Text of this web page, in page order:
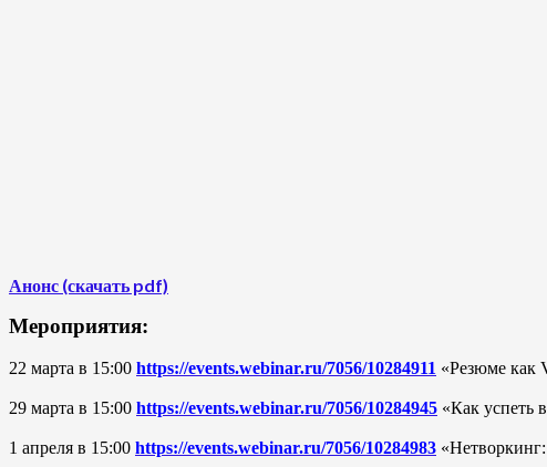
Анонс (скачать pdf)
Мероприятия:
22 марта в 15:00 https://events.webinar.ru/7056/10284911 «Резюме как
29 марта в 15:00 https://events.webinar.ru/7056/10284945 «Как успеть
1 апреля в 15:00 https://events.webinar.ru/7056/10284983